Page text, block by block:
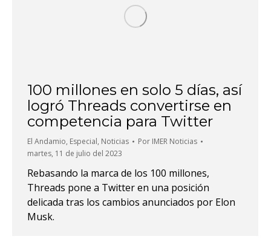
100 millones en solo 5 días, así
logró Threads convertirse en
competencia para Twitter
El Andamio, Especial, Noticias Por IMER Noticias
martes, 11 de julio del 2023
Rebasando la marca de los 100 millones,
Threads pone a Twitter en una posición
delicada tras los cambios anunciados por Elon
Musk.